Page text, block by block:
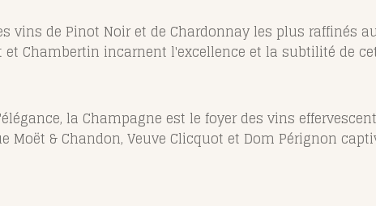
vins de Pinot Noir et de Chardonnay les plus raffinés
et Chambertin incarnent l'excellence et la subtilité de
la Champagne est le foyer des vins
Moët & Chandon, Veuve Clicquot et Dom Pérignon